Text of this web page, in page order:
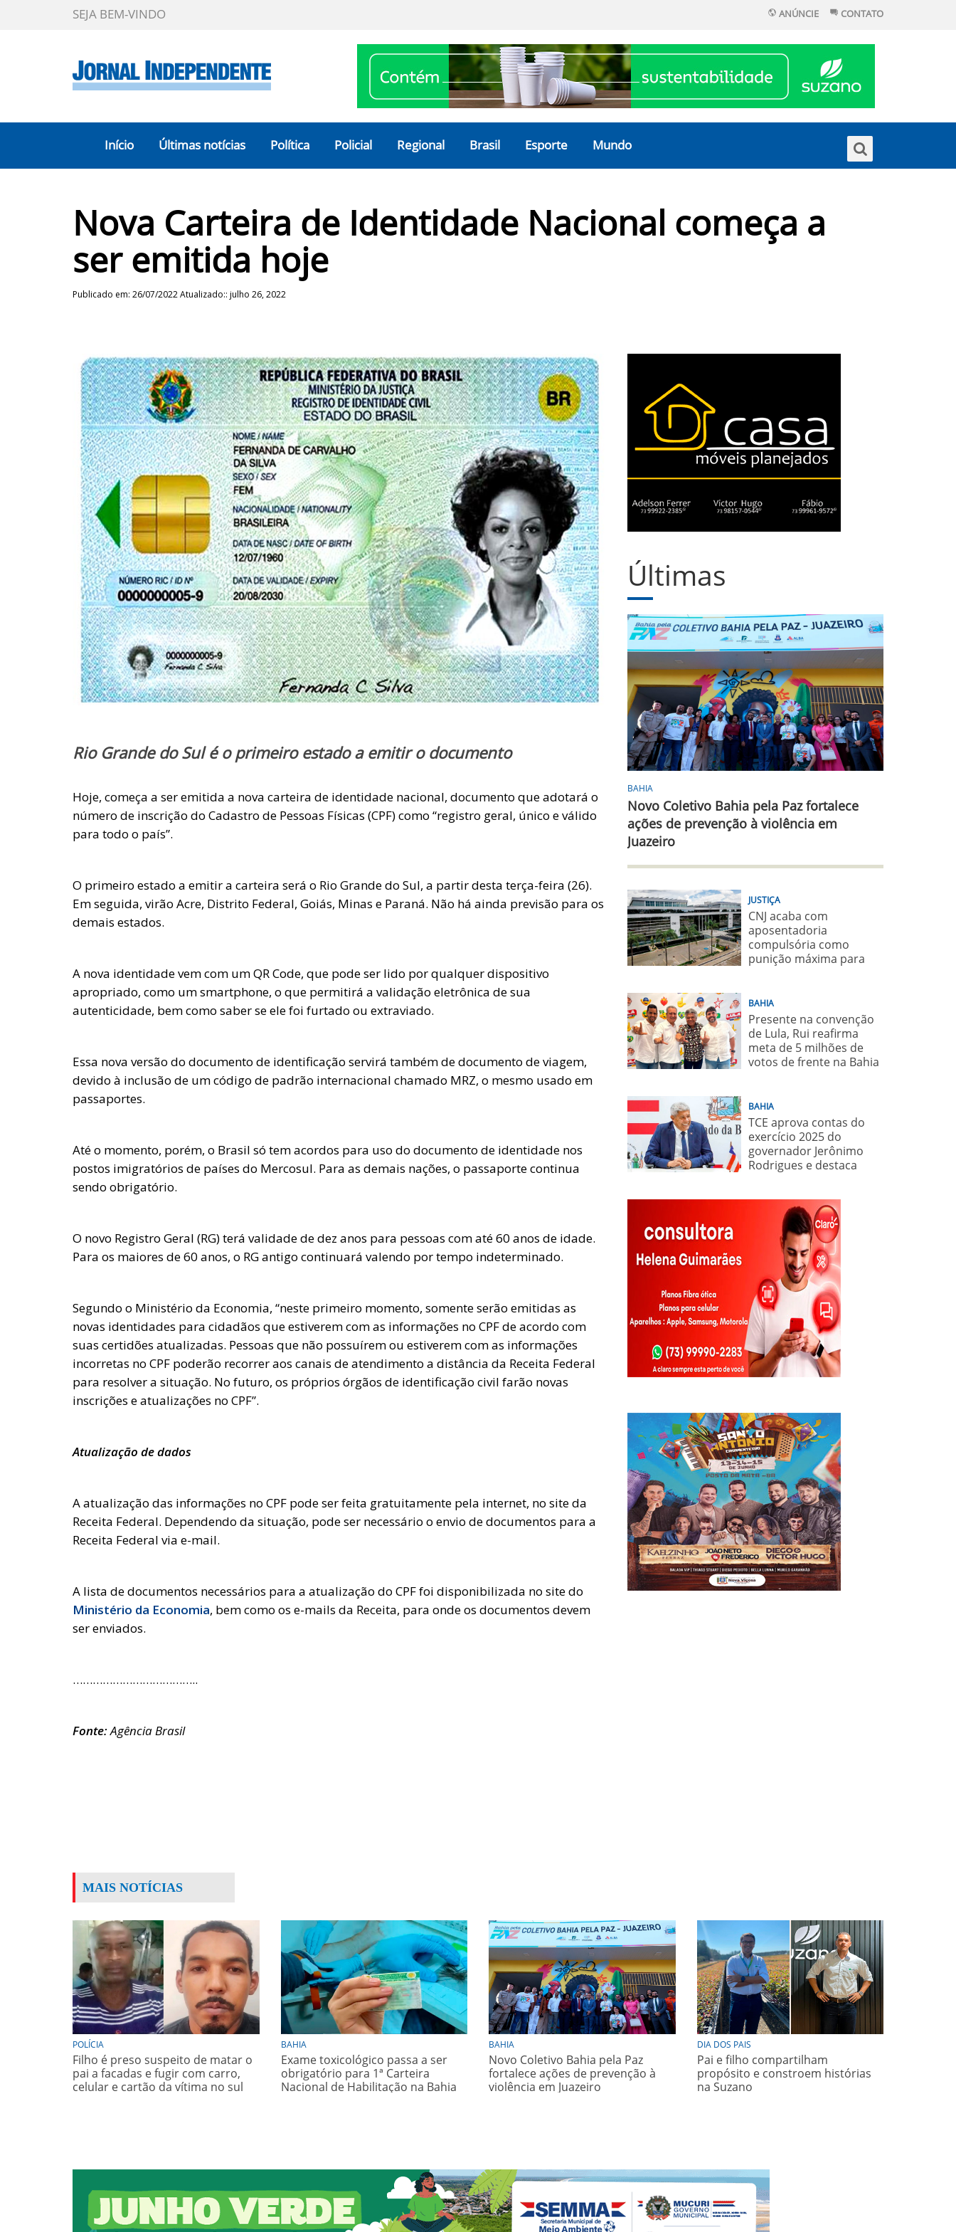
SEJA BEM-VINDO ANÚNCIE CONTATO
Início Últimas notícias Política Policial Regional Brasil Esporte Mundo
Nova Carteira de Identidade Nacional começa a
ser emitida hoje
Publicado em: 26/07/2022 Atualizado:: julho 26, 2022
Rio Grande do Sul é o primeiro estado a emitir o documento
Hoje, começa a ser emitida a nova carteira de identidade nacional, documento que adotará o
número de inscrição do Cadastro de Pessoas Físicas (CPF) como “registro geral, único e válido
para todo o país”.
O primeiro estado a emitir a carteira será o Rio Grande do Sul, a partir desta terça-feira (26).
Em seguida, virão Acre, Distrito Federal, Goiás, Minas e Paraná. Não há ainda previsão para os
demais estados.
A nova identidade vem com um QR Code, que pode ser lido por qualquer dispositivo
apropriado, como um smartphone, o que permitirá a validação eletrônica de sua
autenticidade, bem como saber se ele foi furtado ou extraviado.
Essa nova versão do documento de identificação servirá também de documento de viagem,
devido à inclusão de um código de padrão internacional chamado MRZ, o mesmo usado em
passaportes.
Até o momento, porém, o Brasil só tem acordos para uso do documento de identidade nos
postos imigratórios de países do Mercosul. Para as demais nações, o passaporte continua
sendo obrigatório.
O novo Registro Geral (RG) terá validade de dez anos para pessoas com até 60 anos de idade.
Para os maiores de 60 anos, o RG antigo continuará valendo por tempo indeterminado.
Segundo o Ministério da Economia, “neste primeiro momento, somente serão emitidas as
novas identidades para cidadãos que estiverem com as informações no CPF de acordo com
suas certidões atualizadas. Pessoas que não possuírem ou estiverem com as informações
incorretas no CPF poderão recorrer aos canais de atendimento a distância da Receita Federal
para resolver a situação. No futuro, os próprios órgãos de identificação civil farão novas
inscrições e atualizações no CPF”.
Atualização de dados
A atualização das informações no CPF pode ser feita gratuitamente pela internet, no site da
Receita Federal. Dependendo da situação, pode ser necessário o envio de documentos para a
Receita Federal via e-mail.
A lista de documentos necessários para a atualização do CPF foi disponibilizada no site do
Ministério da Economia, bem como os e-mails da Receita, para onde os documentos devem
ser enviados.
………………………………..
Fonte:Agência Brasil
Últimas
BAHIA
Novo Coletivo Bahia pela Paz fortalece
ações de prevenção à violência em
Juazeiro
JUSTIÇA
CNJ acaba com
aposentadoria
compulsória como
punição máxima para
BAHIA
Presente na convenção
de Lula, Rui reafirma
meta de 5 milhões de
votos de frente na Bahia
BAHIA
TCE aprova contas do
exercício 2025 do
governador Jerônimo
Rodrigues e destaca
MAIS NOTÍCIAS
POLÍCIA
Filho é preso suspeito de matar o
pai a facadas e fugir com carro,
celular e cartão da vítima no sul
BAHIA
Exame toxicológico passa a ser
obrigatório para 1ª Carteira
Nacional de Habilitação na Bahia
BAHIA
Novo Coletivo Bahia pela Paz
fortalece ações de prevenção à
violência em Juazeiro
DIA DOS PAIS
Pai e filho compartilham
propósito e constroem histórias
na Suzano